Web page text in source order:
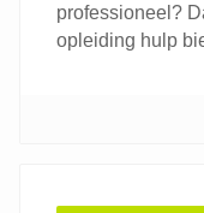
professioneel?
opleiding hulp